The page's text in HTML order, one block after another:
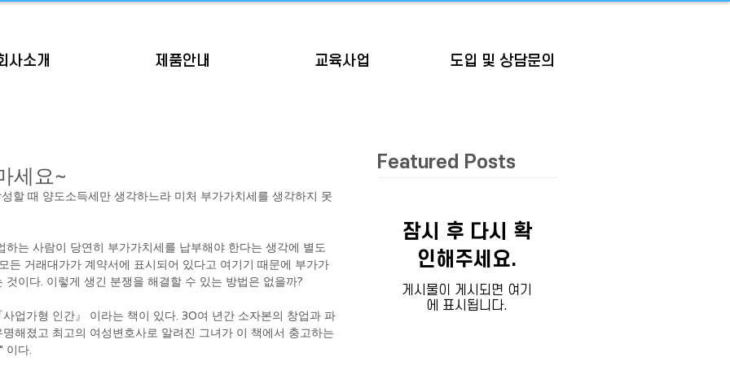
사소개 제품안내 교육사업 도입 및 상담문의
세요~
할 때 양도소득세만 생각하느라 미처 부가가치세를 생각하지 못
하는 사람이 당연히 부가가치세를 납부해야 한다는 생각에 별도
든 거래대가가 계약서에 표시되어 있다고 여기기 때문에 부가가
이다. 이렇게 생긴 분쟁을 해결할 수 있는 방법은 없을까?
업가형 인간』 이라는 책이 있다. 30여 년간 소자본의 창업과 파
해졌고 최고의 여성변호사로 알려진 그녀가 이 책에서 충고하는
이다.
Featured Posts
잠시 후 다시 확
인해주세요.
게시물이 게시되면 여기
에 표시됩니다.